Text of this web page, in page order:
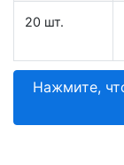
20 шт.
Нажмите,